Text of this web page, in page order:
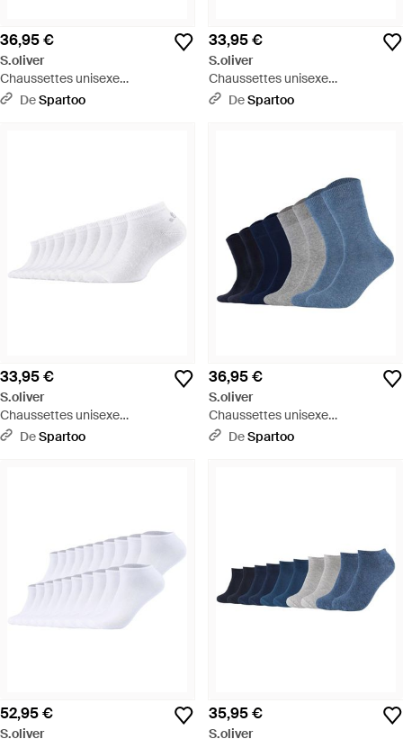
36,95 €
S.oliver
Chaussettes unisexe
Chaussettes Paquet de 8 - Gris
DeSpartoo
33,95 €
S.oliver
Chaussettes unisexe
Chaussettes Paquet de 8 - Bleu
DeSpartoo
33,95 €
S.oliver
Chaussettes unisexe
Chaussettes Paquet de 10 - Blanc
DeSpartoo
36,95 €
S.oliver
Chaussettes unisexe
Chaussettes Paquet de 8 - Bleu
DeSpartoo
52,95 €
S.oliver
35,95 €
S.oliver